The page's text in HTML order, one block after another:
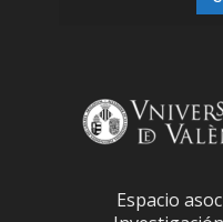
Espacio